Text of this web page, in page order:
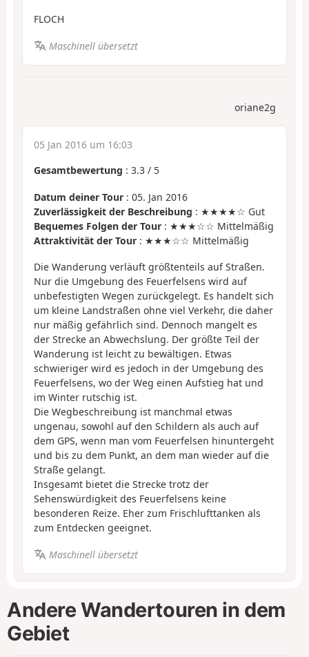
FLOCH
Maschinell übersetzt
oriane2g
05 Jan 2016 um 16:03
Gesamtbewertung : 3.3 / 5
Datum deiner Tour : 05. Jan 2016
Zuverlässigkeit der Beschreibung : ★★★★☆ Gut
Bequemes Folgen der Tour : ★★★☆☆ Mittelmäßig
Attraktivität der Tour : ★★★☆☆ Mittelmäßig
Die Wanderung verläuft größtenteils auf Straßen.
Nur die Umgebung des Feuerfelsens wird auf
unbefestigten Wegen zurückgelegt. Es handelt sich
um kleine Landstraßen ohne viel Verkehr, die daher
nur mäßig gefährlich sind. Dennoch mangelt es
der Strecke an Abwechslung. Der größte Teil der
Wanderung ist leicht zu bewältigen. Etwas
schwieriger wird es jedoch in der Umgebung des
Feuerfelsens, wo der Weg einen Aufstieg hat und
im Winter rutschig ist.
Die Wegbeschreibung ist manchmal etwas
ungenau, sowohl auf den Schildern als auch auf
dem GPS, wenn man vom Feuerfelsen hinuntergeht
und bis zu dem Punkt, an dem man wieder auf die
Straße gelangt.
Insgesamt bietet die Strecke trotz der
Sehenswürdigkeit des Feuerfelsens keine
besonderen Reize. Eher zum Frischlufttanken als
zum Entdecken geeignet.
Maschinell übersetzt
Andere Wandertouren in dem
Gebiet